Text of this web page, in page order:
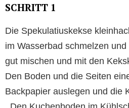
SCHRITT 1
Die Spekulatiuskekse
im Wasserbad schmelzen
gut mischen und mit den
Den Boden und die Seiten
Backpapier auslegen und die